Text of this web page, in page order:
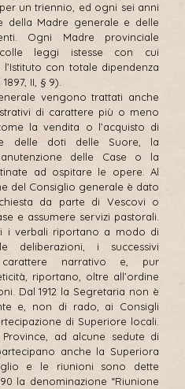
un triennio, ed ogni sei anni
della Madre generale e delle
Ogni Madre provinciale
leggi istesse con cui
con totale dipendenza
II, § 9).
vengono trattati anche
di carattere più o meno
la vendita o l’acquisto di
delle doti delle Suore, la
delle Case o la
ad ospitare le opere. Al
del Consiglio generale è dato
da parte di Vescovi o
e assumere servizi pastorali.
i verbali riportano a modo di
deliberazioni, i successivi
narrativo e, pur
riportano, oltre all’ordine
Dal 1912 la Segretaria non è
e, non di rado, ai Consigli
di Superiore locali.
ad alcune sedute di
anche la Superiora
e le riunioni sono dette
la denominazione “Riunione